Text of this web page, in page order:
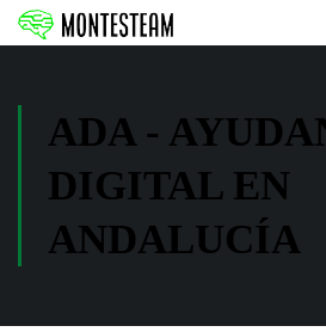
ADA -
DIGITAL EN
ANDALUCÍA